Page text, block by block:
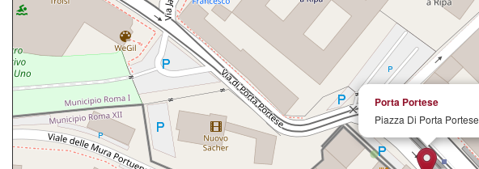
Porta Portese
Piazza Di Porta Portese